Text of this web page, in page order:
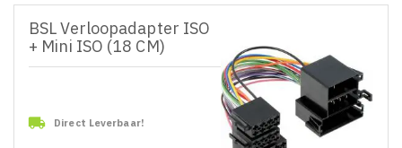
BSL Verloopadapter ISO
+ Mini ISO (18 CM)
 Direct Leverbaar!